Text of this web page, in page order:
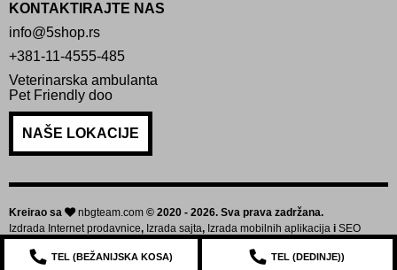
KONTAKTIRAJTE NAS
info@5shop.rs
+381-11-4555-485
Veterinarska ambulanta
Pet Friendly doo
NAŠE LOKACIJE
Kreirao sa nbgteam.com © 2020 - 2026. Sva prava zadržana.
Izdrada Internet prodavnice, Izrada sajta, Izrada mobilnih aplikacija i SEO
TEL (BEŽANIJSKA KOSA) TEL (DEDINJE))